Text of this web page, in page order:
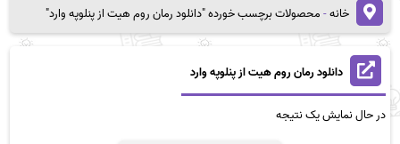
خانه-محصولات برچسب خورده "دانلود رمان روم هیت از پنلوپه وارد"
دانلود رمان روم هیت از پنلوپه وارد
در حال نمایش یک نتیجه